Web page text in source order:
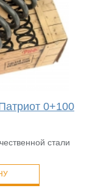
0+100
стали